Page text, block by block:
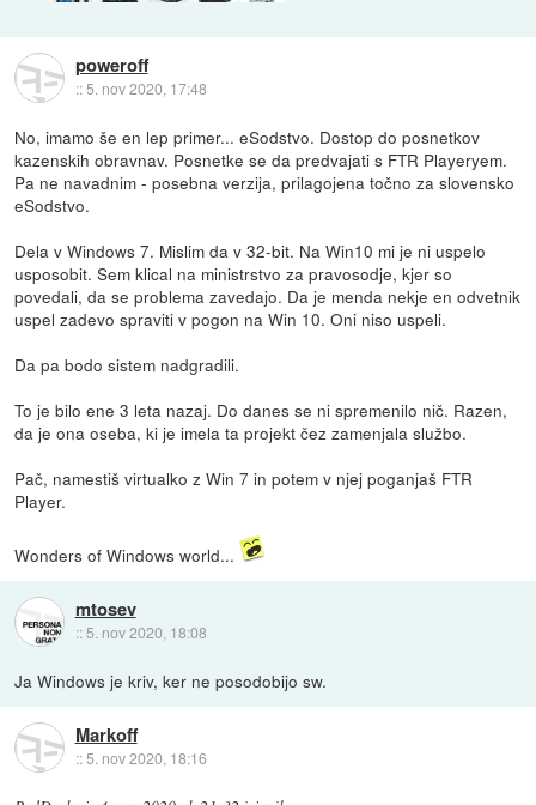
poweroff
::5. nov 2020, 17:48
No, imamo še en lep primer... eSodstvo. Dostop do posnetkov
kazenskih obravnav. Posnetke se da predvajati s FTR Playeryem.
Pa ne navadnim - posebna verzija, prilagojena točno za slovensko
eSodstvo.
Dela v Windows 7. Mislim da v 32-bit. Na Win10 mi je ni uspelo
usposobit. Sem klical na ministrstvo za pravosodje, kjer so
povedali, da se problema zavedajo. Da je menda nekje en odvetnik
uspel zadevo spraviti v pogon na Win 10. Oni niso uspeli.
Da pa bodo sistem nadgradili.
To je bilo ene 3 leta nazaj. Do danes se ni spremenilo nič. Razen,
da je ona oseba, ki je imela ta projekt čez zamenjala službo.
Pač, namestiš virtualko z Win 7 in potem v njej poganjaš FTR
Player.
Wonders of Windows world...
mtosev
:: 5. nov 2020, 18:08
Ja Windows je kriv, ker ne posodobijo sw.
Markoff
::5. nov 2020, 18:16